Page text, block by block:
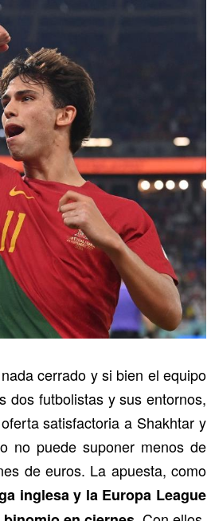
cerrado y si bien el equipo
dos futbolistas y sus entornos,
satisfactoria a Shakhtar y
no puede suponer menos de
de euros. La apuesta, como
inglesa y la Europa League